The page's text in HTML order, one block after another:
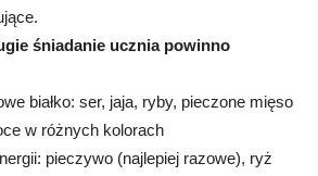
śniadanie ucznia powinno
białko: ser, jaja, ryby, pieczone mięso
w różnych kolorach
pieczywo (najlepiej razowe), ryż